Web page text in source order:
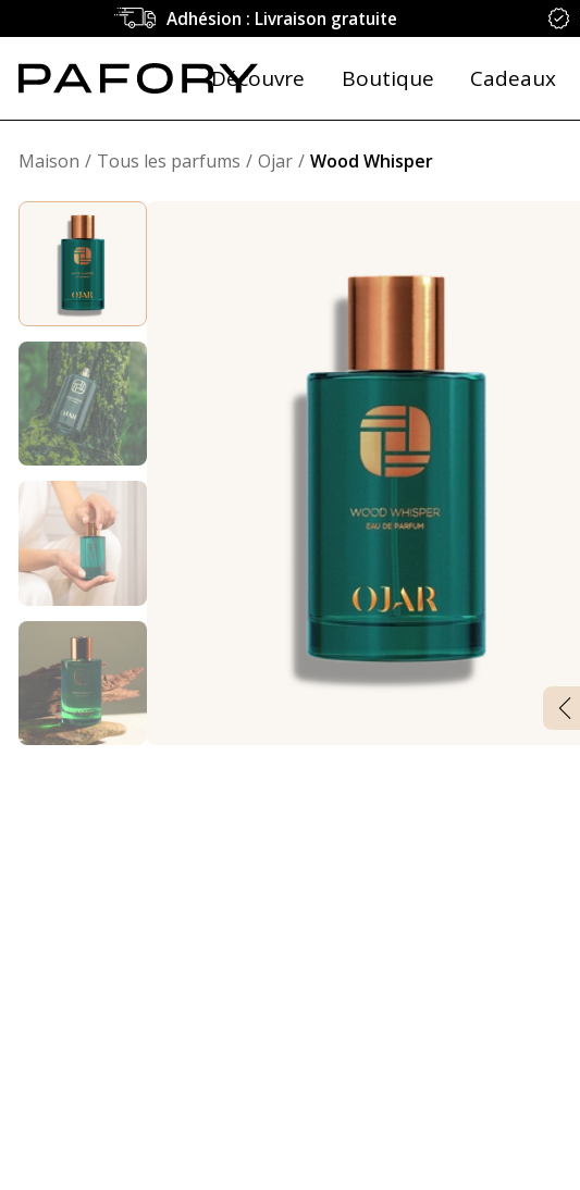
Adhésion : Livraison gratuite
Découvre Boutique Cadeaux
Maison Tous les parfums Ojar Wood Whisper